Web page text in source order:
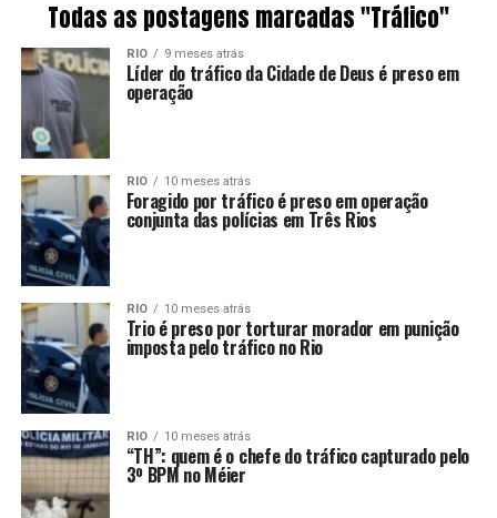
Todas as postagens marcadas "Tráfico"
RIO 9 meses atrás
Líder do tráfico da Cidade de Deus é preso em
operação
RIO 10 meses atrás
Foragido por tráfico é preso em operação
conjunta das polícias em Três Rios
RIO 10 meses atrás
Trio é preso por torturar morador em punição
imposta pelo tráfico no Rio
RIO 10 meses atrás
“TH”: quem é o chefe do tráfico capturado pelo
3º BPM no Méier